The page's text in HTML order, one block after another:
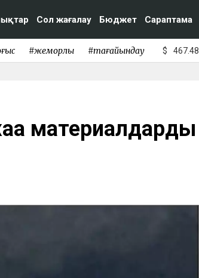
Сол жағалау Бюджет Сараптама
#жемқорлық #тағайындау $ 467.48
материалдарды